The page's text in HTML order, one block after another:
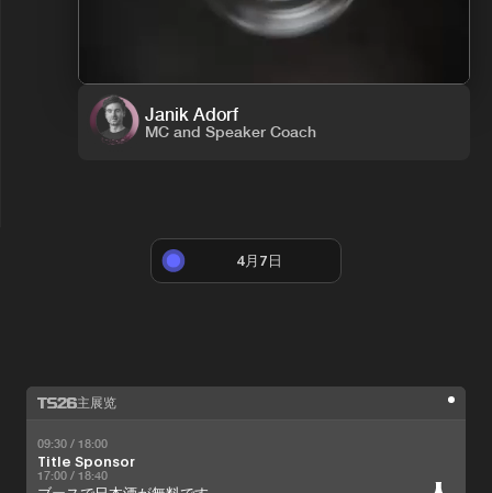
Janik Adorf
MC and Speaker Coach
4月7日
主展览
09:30 / 18:00
Title Sponsor
17:00 / 18:40